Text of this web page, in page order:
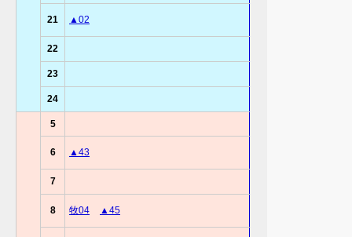
21 ▲02
22
23
24
5
6 ▲43
7
8 牧04 ▲45